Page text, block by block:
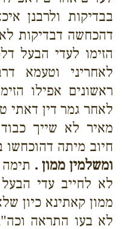
בבדיקות ולרבנן
דהכחשה דבדיקות
הזימו לעדי הבעל
לאחריני וטעמא
ראשונים אפילו
לאחר גמר דין דאתי
מאיר לא שייך
חיוב מיתה
ומשלמין ממון . תימה
לא לחייב עדי
ממון קאתינא כיון
לא בעו התראה